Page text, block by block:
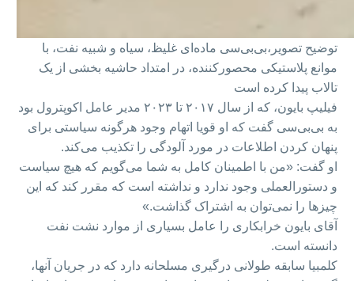
توضیح تصویر،بی‌بی‌سی ماده‌ای غلیظ، سیاه و شبیه نفت، با
موانع پلاستیکی محصورکننده، در امتداد حاشیه بخشی از یک
تالاب پیدا کرده است
فیلیپ بایون، که از سال ۲۰۱۷ تا ۲۰۲۳ مدیر عامل اکوپترول بود
به بی‌بی‌سی گفت که او قویا اتهام وجود هرگونه سیاستی برای
پنهان کردن اطلاعات در مورد آلودگی را تکذیب می‌کند.
او گفت: «من با اطمینان کامل به شما می‌گویم که هیچ سیاست
و دستورالعملی وجود ندارد و نداشته است که مقرر کند که این
چیزها را نمی‌توان به اشتراک گذاشت.»
آقای بایون خرابکاری را عامل بسیاری از موارد نشت‌ نفت
دانسته است.
کلمبیا سابقه طولانی درگیری مسلحانه دارد که در جریان آنها،